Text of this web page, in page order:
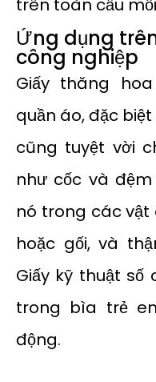
trên toàn cầu
Ứng dụng
công nghiệp
Giấy thăng
quần áo, đặc
cũng tuyệt vời
như cốc và
nó trong các
hoặc gối, và
Giấy kỹ thuật
trong bìa trẻ
động.